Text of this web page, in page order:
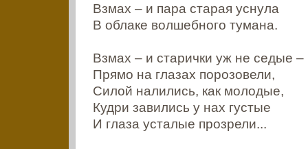
Взмах – и пара старая уснула
В облаке волшебного тумана.
Взмах – и старички уж не седые –
Прямо на глазах порозовели,
Силой налились, как молодые,
Кудри завились у нах густые
И глаза усталые прозрели...